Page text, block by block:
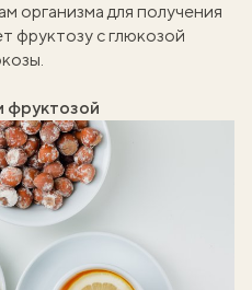
организма для получения
фруктозу с глюкозой
фруктозой